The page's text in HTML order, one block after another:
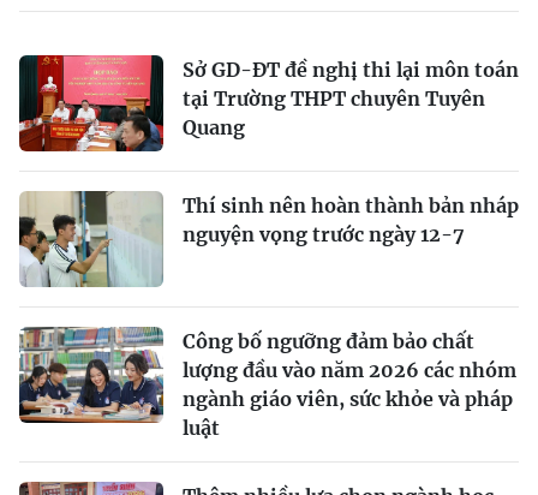
Sở GD-ĐT đề nghị thi lại môn toán
tại Trường THPT chuyên Tuyên
Quang
Thí sinh nên hoàn thành bản nháp
nguyện vọng trước ngày 12-7
Công bố ngưỡng đảm bảo chất
lượng đầu vào năm 2026 các nhóm
ngành giáo viên, sức khỏe và pháp
luật